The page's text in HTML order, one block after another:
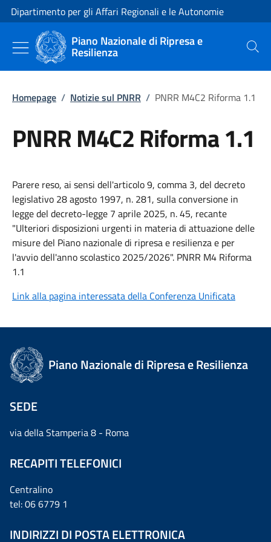
Vai al contenuto
Vai alla navigazione del sito
Dipartimento per gli Affari Regionali e le Autonomie
Piano Nazionale di Ripresa e
Resilienza Cerca
Homepage / Notizie sul PNRR / PNRR M4C2 Riforma 1.1
PNRR M4C2 Riforma 1.1
Parere reso, ai sensi dell'articolo 9, comma 3, del decreto
legislativo 28 agosto 1997, n. 281, sulla conversione in
legge del decreto-legge 7 aprile 2025, n. 45, recante
"Ulteriori disposizioni urgenti in materia di attuazione delle
misure del Piano nazionale di ripresa e resilienza e per
l'avvio dell'anno scolastico 2025/2026". PNRR M4 Riforma
1.1
Link alla pagina interessata della Conferenza Unificata
Piano Nazionale di Ripresa e Resilienza
SEDE
via della Stamperia 8 - Roma
RECAPITI TELEFONICI
Centralino
tel: 06 6779 1
INDIRIZZI DI POSTA ELETTRONICA